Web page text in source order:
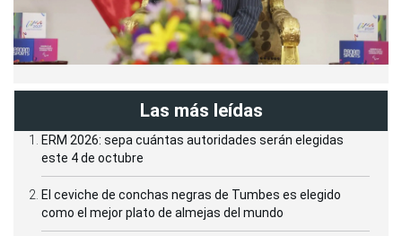
Las más leídas
ERM 2026: sepa cuántas autoridades serán elegidas
este 4 de octubre
El ceviche de conchas negras de Tumbes es elegido
como el mejor plato de almejas del mundo